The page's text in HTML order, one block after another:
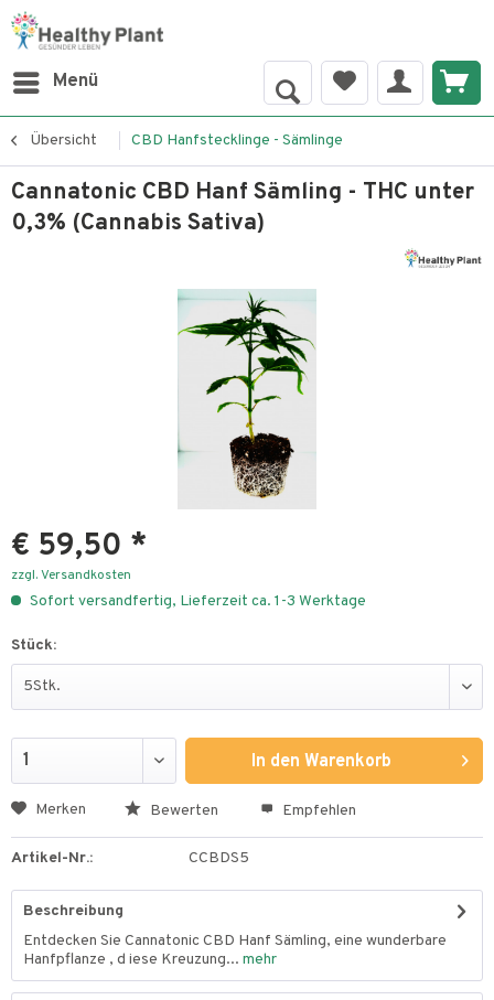
Menü
Übersicht CBD Hanfstecklinge - Sämlinge
Cannatonic CBD Hanf Sämling - THC unter
0,3% (Cannabis Sativa)
€ 59,50 *
zzgl. Versandkosten
Sofort versandfertig, Lieferzeit ca. 1-3 Werktage
Stück:
In den Warenkorb
Merken Bewerten Empfehlen
Artikel-Nr.: CCBDS5
Beschreibung
Entdecken Sie Cannatonic CBD Hanf Sämling, eine wunderbare
Hanfpflanze , d iese Kreuzung... mehr